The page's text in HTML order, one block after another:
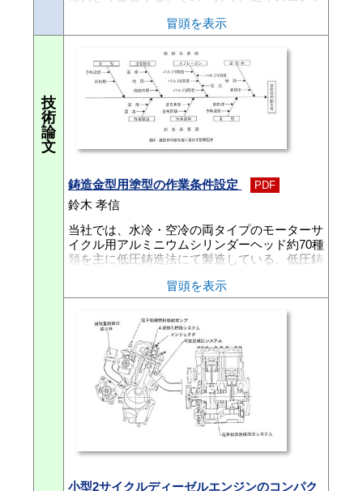
なり、冷却系統を開発の早い段階から最適化す
る必要性が顕在化してきた。流体数値シミュレ
ーション（以下、CFDという）は、この最適化
のための有効なツールのひとつとして従来から
注目されてきた。しかしCFDは、最近のコンピ
ュータ性能の飛躍的な向上により解析計算その
ものは短縮されたものの、解析モデルの作成は
依然として人手に頼らざるを得ず、全体の解析
時間の短縮が図れなかった。そのため開発のタ
イムテーブルに合わず、実用的な解析は行われ
た解析モデルの作成と計算準備の作業を自動化
し、設計者が自分でエンジン冷却水流れの数値
解析を行うことができる手続きを開発した。こ
れにより、従来は専任のエンジニアが数週間か
かっていた解析を、設計者自身が約24時間で行
えるようになり、質の高い冷却性能の検討が可
冷却水流れ数値解析の手順と、解析格子生成プ
ログラム「HIGHER」について解説し、解析事
例を紹介する。
冒頭を表示
技
術
論
文
鋳造金型用塗型の作業条件設定 PDF
鈴木 孝信
当社では、水冷・空冷の両タイプのモーターサ
イクル用アルミニウムシリンダーヘッド約70種
類を主に低圧鋳造法にて製造している。低圧鋳
端部などの薄肉部に発生する湯廻り不良、指向
性凝固のくずれにより製品内部に発生する引巣
不良および中子不良が、鋳造不良の60％以上を
占めている。低圧鋳造の不良低減活動として、
これら3大不良項目の対策を行っている。湯廻
り不良については、これまでの活動である「ス
トーク内の介在物除去」や「塗型材質向上」な
どにより、不良の平均レベルは著しく低下し
た。しかし、依然として鋳造ロット間のバラツ
キが見られる。さらに不良低減を図るには、鋳
造をシステムとして安定させるために、品質の
バラツキ要因の把握と低減が必要である。そこ
つである鋳造金型に施している塗型の作業方法
冒頭を表示
小型2サイクルディーゼルエンジンのコンパク